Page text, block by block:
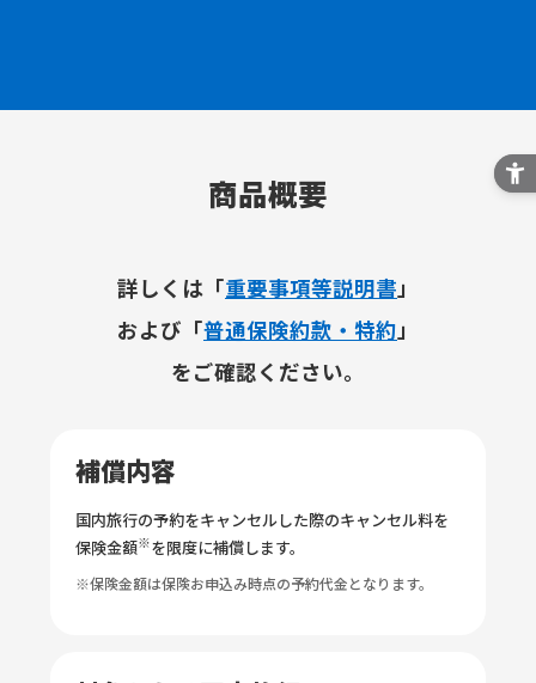
商品概要
詳しくは「 重要事項等説明書」
および 「 普通保険約款・特約」
をご確認ください。
補償内容
国内旅行の予約をキャンセルした際のキャンセル料を
保険金額※を限度に補償します。
※保険金額は保険お申込み時点の予約代金となります。